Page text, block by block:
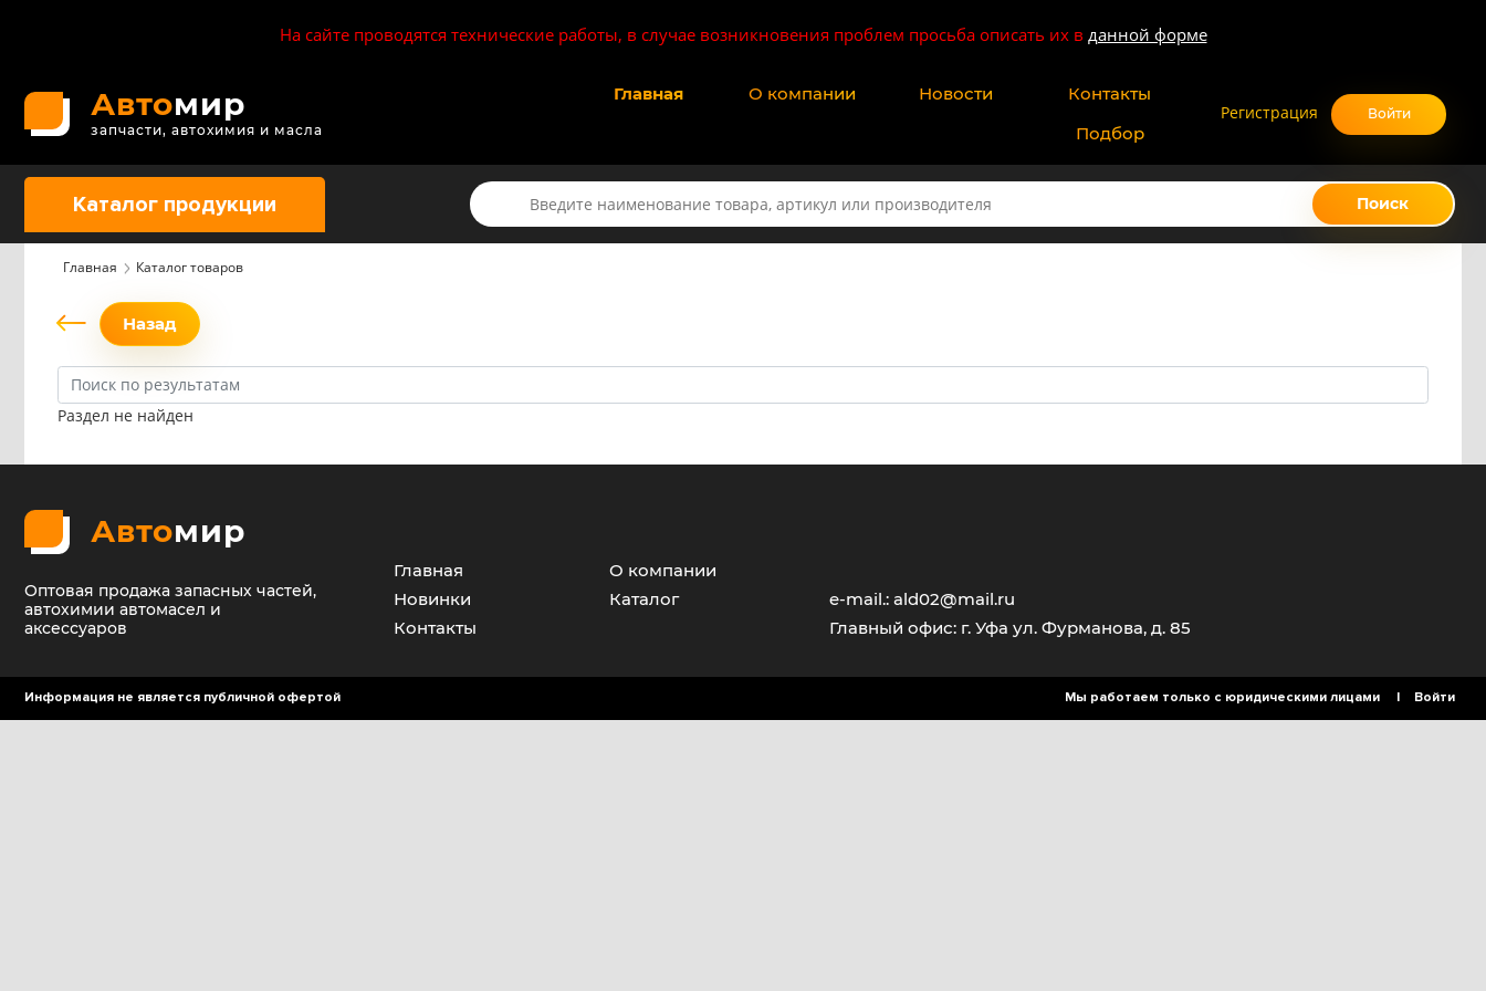
На сайте проводятся технические работы, в случае возникновения проблем просьба описать их в данной форме
Автомир
запчасти, автохимия и масла
Главная О компании Новости
Контакты
Подбор
Регистрация Войти
Каталог продукции Поиск
Главная Каталог товаров
Назад
Раздел не найден
Автомир
Оптовая продажа запасных частей,
автохимии автомасел и
аксессуаров
Главная
О компании
Новинки
Каталог
Контакты
e-mail.: ald02@mail.ru
Главный офис: г. Уфа ул. Фурманова, д. 85
Информация не является публичной офертой Мы работаем только с юридическими лицами | Войти